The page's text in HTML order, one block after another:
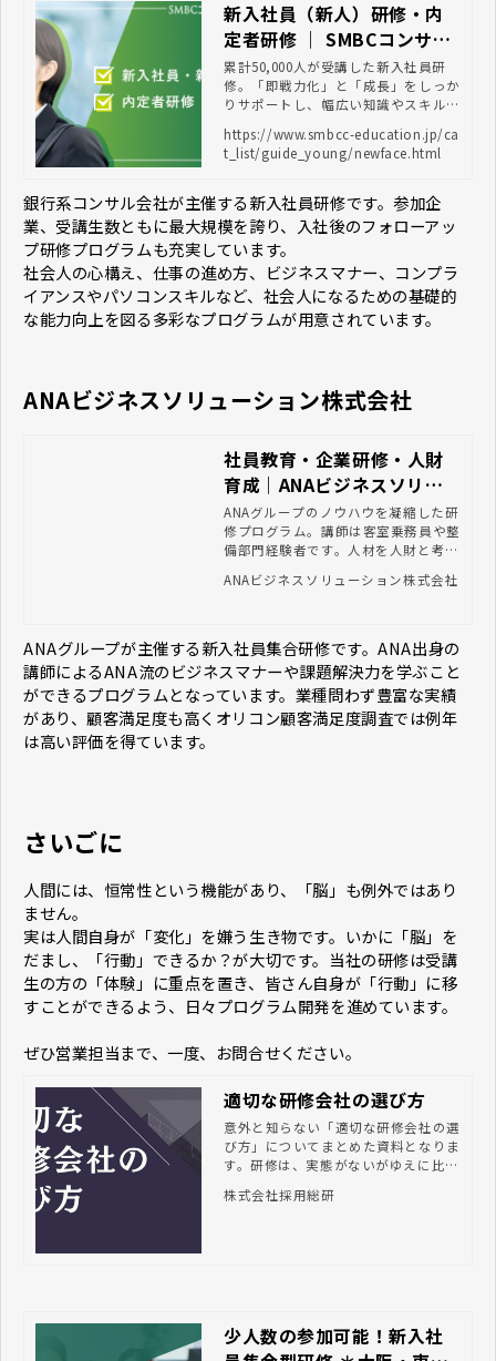
新入社員（新人）研修・内
定者研修 ｜ SMBCコンサル
ティング 教育サイト
累計50,000人が受講した新入社員研
修。「即戦力化」と「成長」をしっか
りサポートし、幅広い知識やスキルを
https://www.smbcc-education.jp/ca
t_list/guide_young/newface.html
銀行系コンサル会社が主催する新入社員研修です。参加企
業、受講生数ともに最大規模を誇り、入社後のフォローアッ
プ研修プログラムも充実しています。
社会人の心構え、仕事の進め方、ビジネスマナー、コンプラ
イアンスやパソコンスキルなど、社会人になるための基礎的
な能力向上を図る多彩なプログラムが用意されています。
ANAビジネスソリューション株式会社
社員教育・企業研修・人財
育成｜ANAビジネスソリュ
ーション
ANAグループのノウハウを凝縮した研
修プログラム。講師は客室乗務員や整
備部門経験者です。人材を人財と考
す。「何故？」を大切にし、動機づけ
す。
ANAビジネスソリューション株式会社
ANAグループが主催する新入社員集合研修です。ANA出身の
講師によるANA流のビジネスマナーや課題解決力を学ぶこと
ができるプログラムとなっています。業種問わず豊富な実績
があり、顧客満足度も高くオリコン顧客満足度調査では例年
は高い評価を得ています。
さいごに
人間には、恒常性という機能があり、「脳」も例外ではあり
ません。
実は人間自身が「変化」を嫌う生き物です。いかに「脳」を
だまし、「行動」できるか？が大切です。当社の研修は受講
生の方の「体験」に重点を置き、皆さん自身が「行動」に移
すことができるよう、日々プログラム開発を進めています。
​​​​​​​ぜひ営業担当まで、一度、お問合せください。
適切な研修会社の選び方
意外と知らない「適切な研修会社の選
び方」についてまとめた資料となりま
す。研修は、実態がないがゆえに比較
こで、「何を基準に研修会社を選ぶべ
株式会社採用総研
少人数の参加可能！新入社